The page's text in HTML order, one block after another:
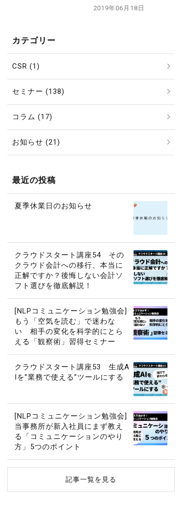
2019年06月18日
カテゴリー
CSR (1)
セミナー (138)
コラム (17)
お知らせ (21)
最近の投稿
夏季休業日のお知らせ
クラウドスタート講座54 その
クラウド会計への移行、本当に
正解ですか？後悔しない会計ソ
フト選びを徹底解説！
[NLPコミュニケーション勉強会]
もう「空気を読む」で迷わな
い 相手の変化を科学的にとら
える「観察術」習得セミナー
クラウドスタート講座53 生成A
Iを”業務で使える”ツールにする
[NLPコミュニケーション勉強会]
当事務所が新入社員にまず教え
る「コミュニケーションのやり
方」5つのポイント
記事一覧を見る